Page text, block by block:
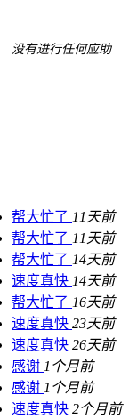
没有进行任何应助
帮大忙了 11天前
帮大忙了 11天前
帮大忙了 14天前
速度真快 14天前
帮大忙了 16天前
速度真快 23天前
速度真快 26天前
感谢 1个月前
感谢 1个月前
速度真快 2个月前